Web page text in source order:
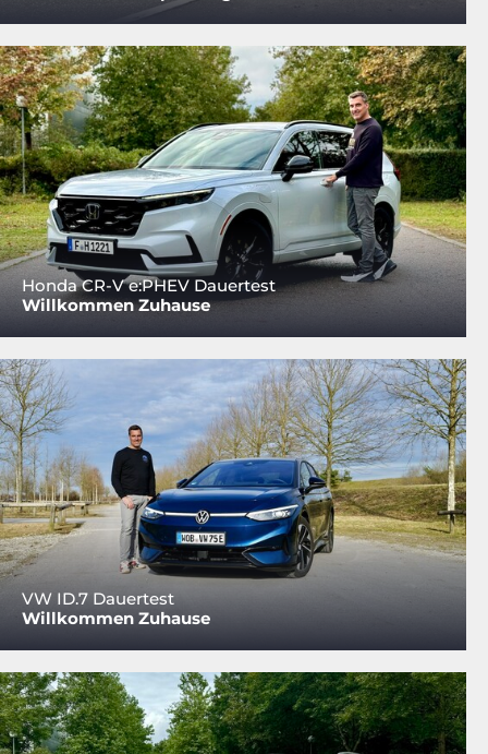
Honda CR-V e:PHEV Dauertest
Willkommen Zuhause
VW ID.7 Dauertest
Willkommen Zuhause